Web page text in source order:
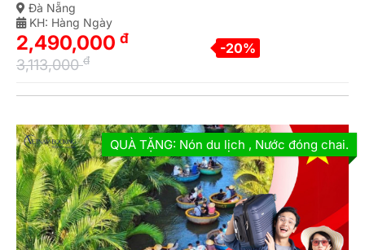
Đà Nẵng
KH: Hàng Ngày
2,490,000 đ
3,113,000đ
-20%
QUÀ TẶNG: Nón du lịch , Nước đóng chai.